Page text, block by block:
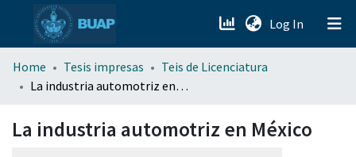
Log In (current)
menu.section.about_menu
Home Tesis impresas
Teis de Licenciatura
La industria automotriz en México
La industria automotriz en México